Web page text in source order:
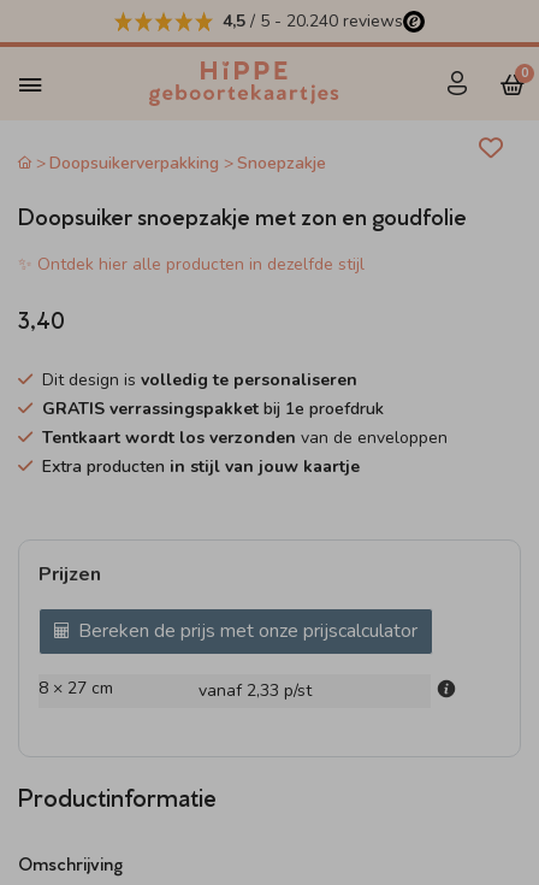
4,5 / 5 - 20.240 reviews
0
Doopsuikerverpakking Snoepzakje
Doopsuiker snoepzakje met zon en goudfolie
✨ Ontdek hier alle producten in dezelfde stijl
3,40
Dit design is volledig te personaliseren
GRATIS verrassingspakket bij 1e proefdruk
Tentkaart wordt los verzonden van de enveloppen
Extra producten in stijl van jouw kaartje
Prijzen
Bereken de prijs met onze prijscalculator
8 × 27 cm vanaf 2,33 p/st
Productinformatie
Omschrijving